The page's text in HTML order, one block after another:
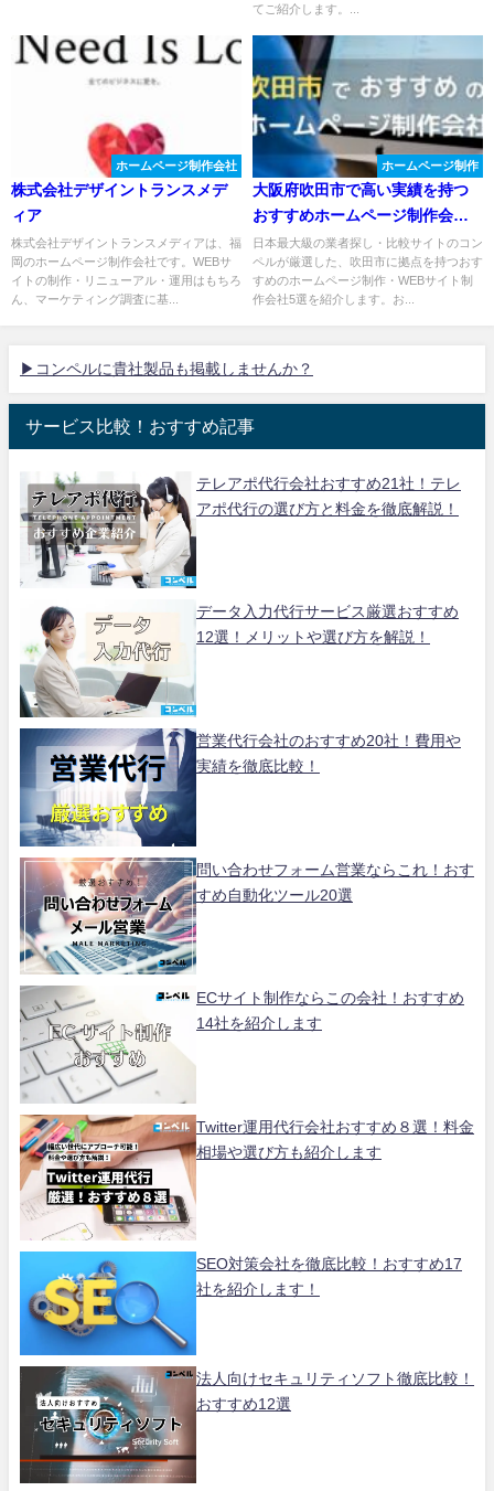
てご紹介します。...
ホームページ制作会社
株式会社デザイントランスメデ
ィア
株式会社デザイントランスメディアは、福
岡のホームページ制作会社です。WEBサ
イトの制作・リニューアル・運用はもちろ
ん、マーケティング調査に基...
ホームページ制作
大阪府吹田市で高い実績を持つ
おすすめホームページ制作会社
５選
日本最大級の業者探し・比較サイトのコン
ペルが厳選した、吹田市に拠点を持つおす
すめのホームページ制作・WEBサイト制
作会社5選を紹介します。お...
▶コンペルに貴社製品も掲載しませんか？
サービス比較！おすすめ記事
テレアポ代行会社おすすめ21社！テレ
アポ代行の選び方と料金を徹底解説！
データ入力代行サービス厳選おすすめ
12選！メリットや選び方を解説！
営業代行会社のおすすめ20社！費用や
実績を徹底比較！
問い合わせフォーム営業ならこれ！おす
すめ自動化ツール20選
ECサイト制作ならこの会社！おすすめ
14社を紹介します
Twitter運用代行会社おすすめ８選！料金
相場や選び方も紹介します
SEO対策会社を徹底比較！おすすめ17
社を紹介します！
法人向けセキュリティソフト徹底比較！
おすすめ12選